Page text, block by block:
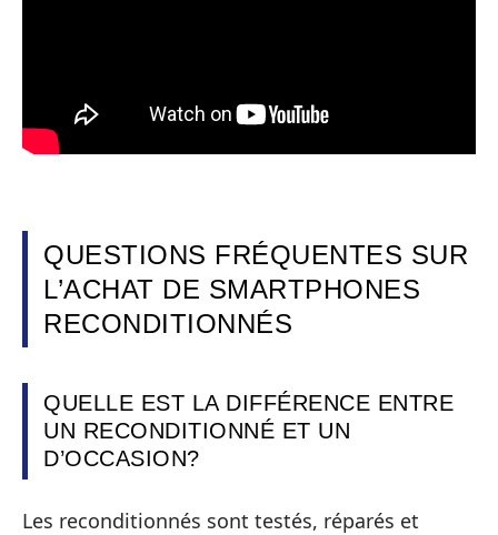
QUESTIONS FRÉQUENTES SUR
L’ACHAT DE SMARTPHONES
RECONDITIONNÉS
QUELLE EST LA DIFFÉRENCE ENTRE
UN RECONDITIONNÉ ET UN
D’OCCASION?
Les reconditionnés sont testés, réparés et